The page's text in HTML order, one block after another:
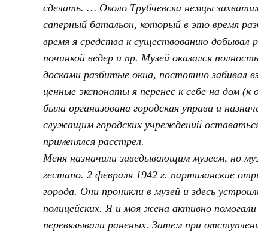
сделать. … Около Трубчевска немцы
саперный батальон, который в это время
время я средства к существованию добывал
починкой ведер и пр. Музей оказался
досками разбитые окна, постоянно забивал
ценные экспонаты я перенес к себе на дом (к
была организована городская управа и
служащим городских учреждений
применялся расстрел.
Меня назначили заведывающим музеем, но
гестапо. 2 февраля 1942 г. партизанские
города. Они проникли в музей и здесь
полицейских. Я и моя жена активно
перевязывали раненых. Затем при